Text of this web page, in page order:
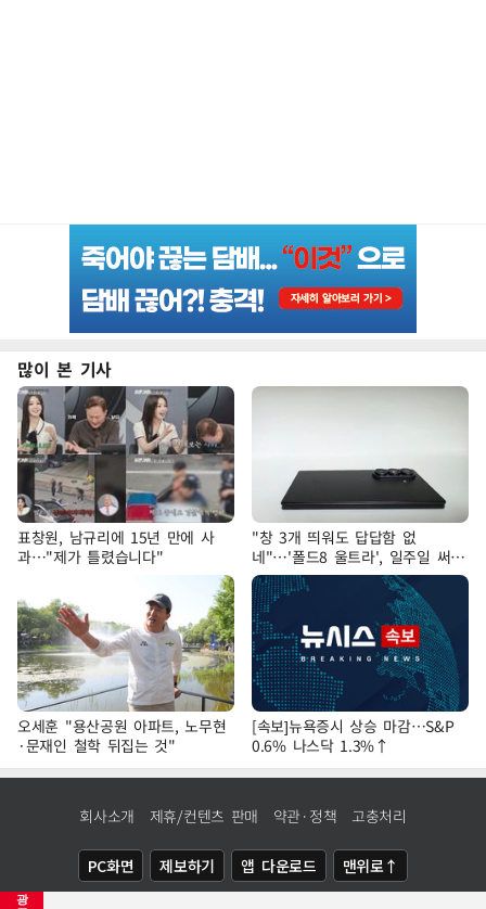
광
많이 본 기사
표창원, 남규리에 15년 만에 사
과…"제가 틀렸습니다"
"창 3개 띄워도 답답함 없
네"…'폴드8 울트라', 일주일 써보
니
오세훈 "용산공원 아파트, 노무현
·문재인 철학 뒤집는 것"
[속보]뉴욕증시 상승 마감…S&P
0.6% 나스닥 1.3%↑
회사소개 제휴/컨텐츠 판매 약관·정책 고충처리
PC화면 제보하기 앱 다운로드 맨위로↑